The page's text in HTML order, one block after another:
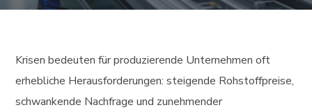
Krisen bedeuten für produzierende Unternehmen oft
erhebliche Herausforderungen: steigende Rohstoffpreise,
schwankende Nachfrage und zunehmender